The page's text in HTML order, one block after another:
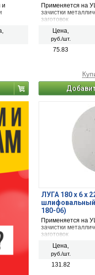
и
Применяется на
зачистки
заготовок
Цена,
руб./шт.
75.83
ЛУГА 180 х 6 х
шлифовальный
180-06)
Применяется на
зачистки
заготовок
Цена,
руб./шт.
131.82